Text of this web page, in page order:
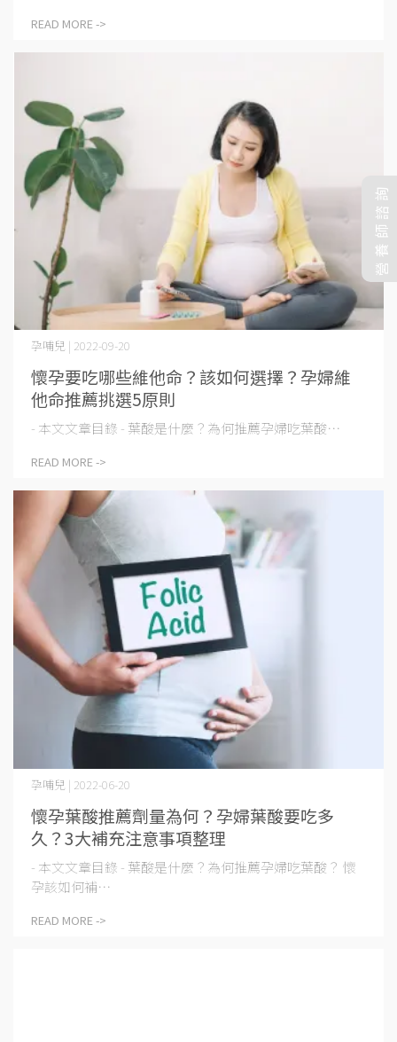
READ MORE ->
懷孕要吃哪些維他命？該如何選擇？孕婦維
他命推薦挑選5原則
孕哺兒 | 2022-09-20
- 本文文章目錄 - 葉酸是什麼？為何推薦孕婦吃葉酸⋯
READ MORE ->
懷孕葉酸推薦劑量為何？孕婦葉酸要吃多
久？3大補充注意事項整理
孕哺兒 | 2022-06-20
- 本文文章目錄 - 葉酸是什麼？為何推薦孕婦吃葉酸？ 懷
孕該如何補⋯
READ MORE ->
營養師諮詢